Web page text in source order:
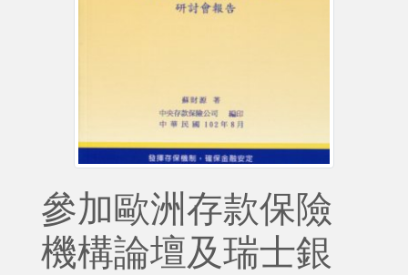
參加歐洲存款保險
機構論壇及瑞士銀